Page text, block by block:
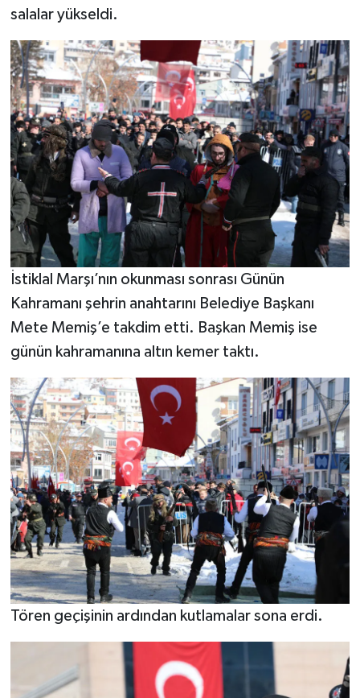
salalar yükseldi.
İstiklal Marşı’nın okunması sonrası Günün
Kahramanı şehrin anahtarını Belediye Başkanı
Mete Memiş’e takdim etti. Başkan Memiş ise
günün kahramanına altın kemer taktı.
Tören geçişinin ardından kutlamalar sona erdi.